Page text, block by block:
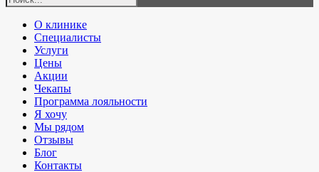
О клинике
Специалисты
Услуги
Цены
Акции
Чекапы
Программа лояльности
Я хочу
Мы рядом
Отзывы
Блог
Контакты